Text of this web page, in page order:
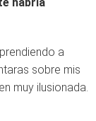
a
sobre mis
muy ilusionada.